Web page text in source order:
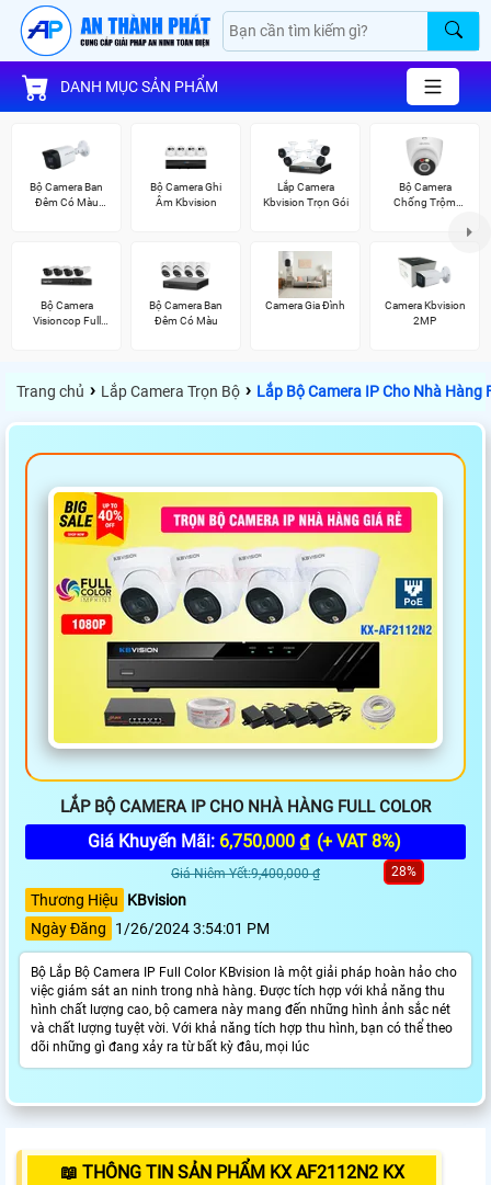
DANH MỤC SẢN PHẨM
Bộ Camera Ban
Đêm Có Màu
Bộ Camera Ghi
Âm Kbvision
Lắp Camera
Kbvision Trọn Gói
Bộ Camera
Chống Trộm
Bộ Camera
Visioncop Full
Bộ Camera Ban
Đêm Có Màu
Camera Gia Đình
Camera Kbvision
2MP
Trang chủ › Lắp Camera Trọn Bộ › Lắp Bộ Camera IP Cho Nhà Hàng
LẮP BỘ CAMERA IP CHO NHÀ HÀNG FULL COLOR
Giá Khuyến Mãi: 6,750,000 ₫ (+ VAT 8%)
Giá Niêm Yết:9,400,000 ₫ 28%
Thương Hiệu
KBvision
Ngày Đăng
1/26/2024 3:54:01 PM
Bộ Lắp Bộ Camera IP Full Color KBvision là một giải pháp hoàn hảo cho
việc giám sát an ninh trong nhà hàng. Được tích hợp với khả năng thu
hình chất lượng cao, bộ camera này mang đến những hình ảnh sắc nét
và chất lượng tuyệt vời. Với khả năng tích hợp thu hình, bạn có thể theo
dõi những gì đang xảy ra từ bất kỳ đâu, mọi lúc
📖 THÔNG TIN SẢN PHẨM KX AF2112N2 KX